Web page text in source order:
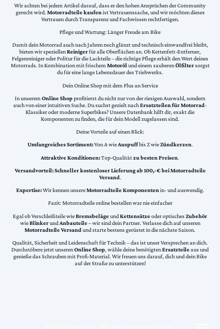
Wir achten bei jedem Artikel darauf, dass er den hohen Ansprüchen der Community
gerecht wird. Motorradteile kaufen ist Vertrauenssache, und wir möchten dieses
Vertrauen durch Transparenz und Fachwissen rechtfertigen.
Pflege und Wartung: Länger Freude am Bike
Damit dein Motorrad auch nach Jahren noch glänzt und technisch einwandfrei bleibt,
bieten wir speziellenReinigerfür alle Oberflächen an. Ob Kettenfett-Entferner,
Felgenreiniger oder Politur für die Lackteile – die richtige Pflege erhält den Wert deines
Motorrads. In Kombination mit frischemMotorölund einem sauberenÖlfiltersorgst
du für eine lange Lebensdauer des Triebwerks.
Dein Online Shop mit dem Plus an Service
In unserem Online Shopprofitierst du nicht nur von der riesigen Auswahl, sondern
auch von einer intuitiven Suche. Du suchst gezielt nachErsatzteilen für Motorrad-
Klassiker oder moderne Superbikes? Unsere Datenbank hilft dir, exakt die
Komponenten zu finden, die für dein Modell zugelassen sind.
Deine Vorteile auf einen Blick:
Umfangreiches Sortiment:Von A wieAuspuffbis Z wieZündkerzen.
Attraktive Konditionen:Top-Qualitätzu besten Preisen.
Versandvorteil:Schneller kostenloser Lieferung ab 100,-€ bei Motorradteile
Versand.
Expertise:Wir kennen unsereMotorradteile Komponentenin- und auswendig.
Fazit: Motorradteile online bestellen war nie einfacher
Egal ob Verschleißteile wieBremsbelägeundKettensätzeoder optischesZubehör
wieBlinkerundAnbauteile– wir sind dein Partner. Verlasse dich auf unseren
Motorradteile Versand und starte bestens gerüstet in die nächste Saison.
Qualität, Sicherheit und Leidenschaft für Technik – das ist unser Versprechen an dich.
Durchstöbere jetzt unserenOnline Shop, wähle deine benötigtenErsatzteileaus und
genieße das Schrauben mit Profi-Material. Wir freuen uns darauf, dich und dein Bike
auf der Straße zu unterstützen!